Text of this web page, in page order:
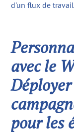
d'un flux de
avec le
pour les